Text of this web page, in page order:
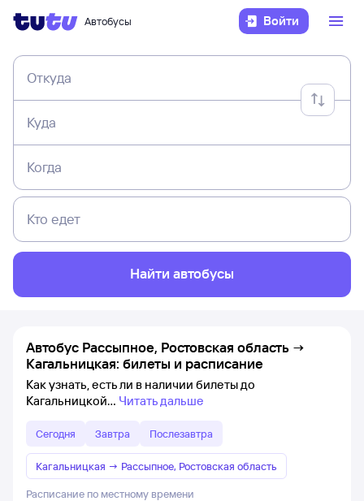
Автобусы Войти
Откуда
Куда
Когда
Кто едет
Найти автобусы
Автобус Рассыпное, Ростовская область →
Кагальницкая: билеты и расписание
Как узнать, есть ли в наличии билеты до
Кагальницкой
Читать дальше
Сегодня Завтра Послезавтра
Кагальницкая → Рассыпное, Ростовская область
Расписание по местному времени